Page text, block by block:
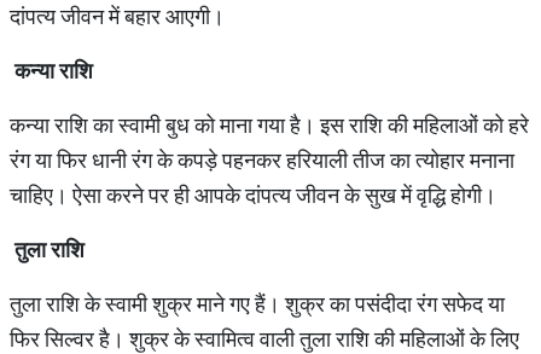
दांपत्‍य जीवन में बहार आएगी।
कन्‍या राशि
कन्‍या राशि का स्‍वामी बुध को माना गया है। इस राशि की महिलाओं को हरे
रंग या फिर धानी रंग के कपड़े पहनकर हरियाली तीज का त्‍योहार मनाना
चाहिए। ऐसा करने पर ही आपके दांपत्‍य जीवन के सुख में वृद्धि होगी।
तुला राशि
तुला राशि के स्‍वामी शुक्र माने गए हैं। शुक्र का पसंदीदा रंग सफेद या
फिर सिल्‍वर है। शुक्र के स्‍वामित्‍व वाली तुला राशि की महिलाओं के लिए